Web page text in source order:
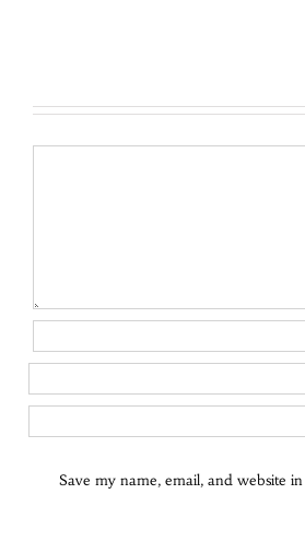
Save my name, email, and website